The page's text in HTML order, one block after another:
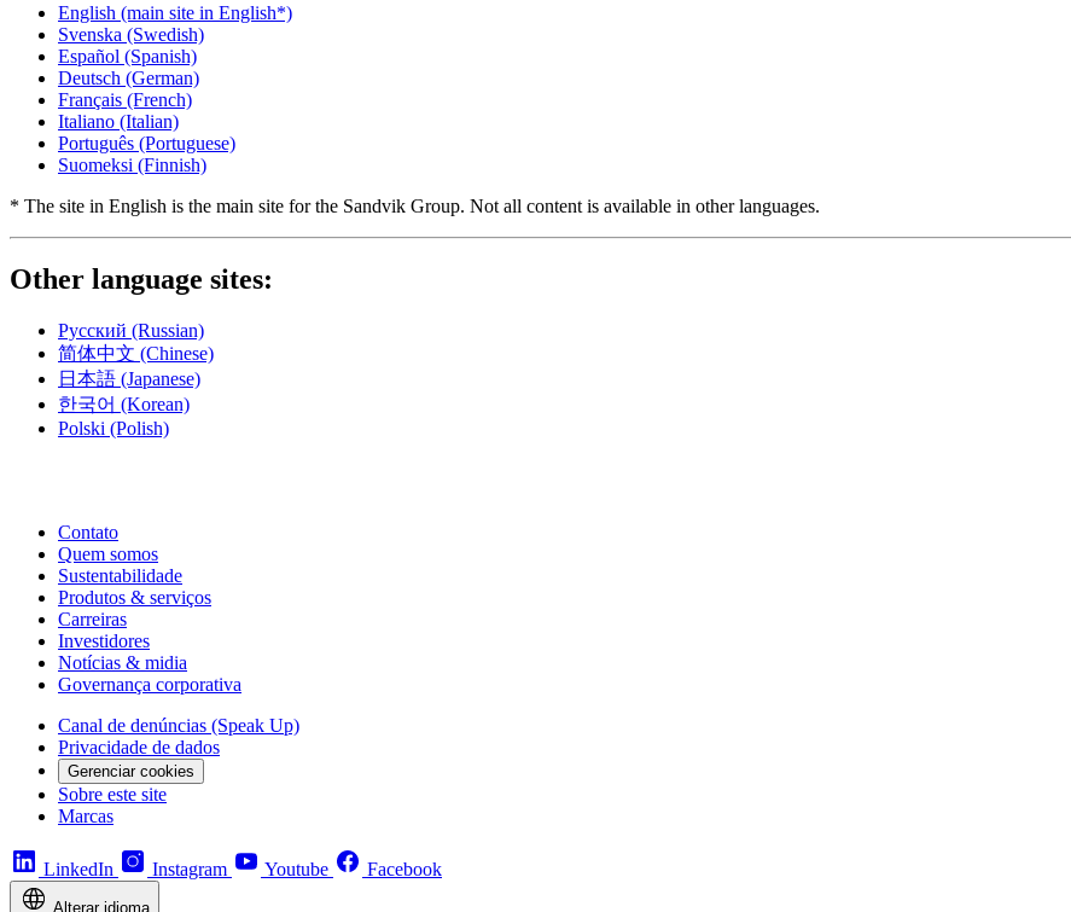
English (main site in English*)
Svenska (Swedish)
Español (Spanish)
Deutsch (German)
Français (French)
Italiano (Italian)
Português (Portuguese)
Suomeksi (Finnish)
* The site in English is the main site for the Sandvik Group. Not all content is available in other languages.
Other language sites:
Русский (Russian)
简体中文 (Chinese)
日本語 (Japanese)
한국어 (Korean)
Polski (Polish)
Contato
Quem somos
Sustentabilidade
Produtos & serviços
Carreiras
Investidores
Notícias & midia
Governança corporativa
Canal de denúncias (Speak Up)
Privacidade de dados
Gerenciar cookies
Sobre este site
Marcas
LinkedIn Instagram Youtube Facebook
Alterar idioma